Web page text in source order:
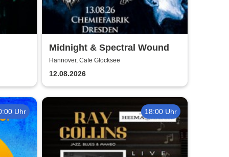
Midnight & Spectral Wound
Hannover, Cafe Glocksee
12.08.2026
Uhr 18:00 Uhr